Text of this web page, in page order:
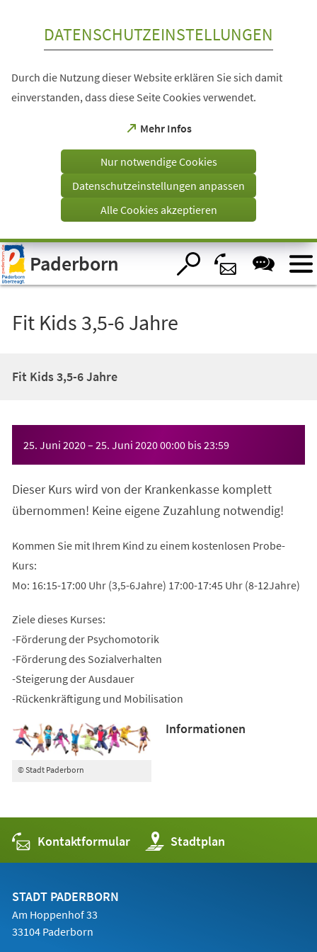
Visuelle
Assistenzsoftware
öffnen.
DATENSCHUTZEINSTELLUNGEN
Durch die Nutzung dieser Website erklären Sie sich damit
einverstanden, dass diese Seite Cookies verwendet.
Mehr Infos
(Öffnet
einem
Tab)
Nur notwendige Cookies
Datenschutzeinstellungen anpassen
Alle Cookies akzeptieren
Paderborn
Fit Kids 3,5-6 Jahre
Fit Kids 3,5-6 Jahre
25. Juni 2020– 25. Juni 202000:00 bis23:59
Dieser Kurs wird von der Krankenkasse komplett
übernommen! Keine eigene Zuzahlung notwendig!
Kommen Sie mit Ihrem Kind zu einem kostenlosen Probe-
Kurs:
Mo: 16:15-17:00 Uhr (3,5-6Jahre) 17:00-17:45 Uhr (8-12Jahre)
Ziele dieses Kurses:
-Förderung der Psychomotorik
-Förderung des Sozialverhalten
-Steigerung der Ausdauer
-Rückenkräftigung und Mobilisation
© Stadt Paderborn
Informationen
Kontaktformular Stadtplan
(Öffnet
in
einem
STADT PADERBORN
Am Hoppenhof 33
33104 Paderborn